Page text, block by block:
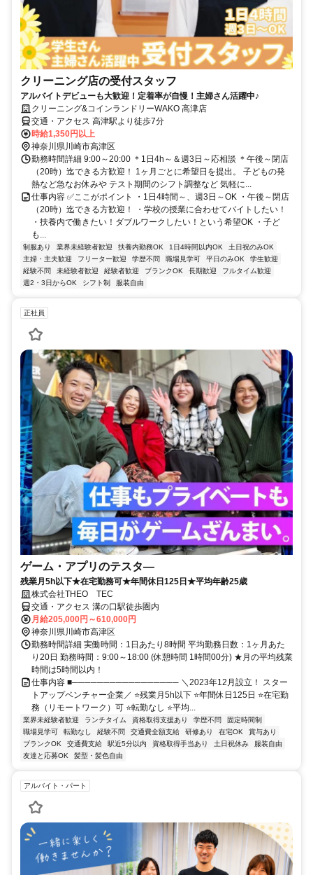
クリーニング店の受付スタッフ
アルバイトデビューも大歓迎！定着率が自慢！主婦さん活躍中♪
クリーニング&コインランドリーWAKO 高津店
交通・アクセス 高津駅より徒歩7分
時給1,350円以上
神奈川県川崎市高津区
勤務時間詳細 9:00～20:00 ＊1日4h～＆週3日～応相談 ＊午後～閉店
（20時）迄できる方歓迎！ 1ヶ月ごとに希望日を提出。 子どもの発
熱など急なお休みや テスト期間のシフト調整など 気軽に...
仕事内容 ✅ここがポイント ・1日4時間～、週3日～OK ・午後～閉店
（20時）迄できる方歓迎！ ・学校の授業に合わせてバイトしたい！
・扶養内で働きたい！ダブルワークしたい！という希望OK ・子ど
も...
制服あり 業界未経験者歓迎 扶養内勤務OK 1日4時間以内OK
土日祝のみOK
主婦・主夫歓迎
フリーター歓迎 学歴不問 職場見学可 平日のみOK
学生歓迎
経験不問
未経験者歓迎 経験者歓迎 ブランクOK 長期歓迎
フルタイム歓迎
週2・3日からOK
シフト制 服装自由
正社員
ゲーム・アプリのテスタ―
残業月5h以下★在宅勤務可★年間休日125日★平均年齢25歳
株式会社THEO TEC
交通・アクセス 溝の口駅徒歩圏内
月給205,000円～610,000円
神奈川県川崎市高津区
勤務時間詳細 実働時間：1日あたり8時間 平均勤務日数：1ヶ月あた
り20日 勤務時間：9:00～18:00 (休憩時間 1時間00分) ★月の平均残業
時間は5時間以内！
仕事内容 ■───────────────── ＼2023年12月設立！ スター
トアップベンチャー企業／ ⭐残業月5h以下 ⭐年間休日125日 ⭐在宅勤
務（リモートワーク）可 ⭐転勤なし ⭐平均...
業界未経験者歓迎 ランチタイム 資格取得支援あり 学歴不問
固定時間制
職場見学可
転勤なし 経験不問 交通費全額支給 研修あり 在宅OK
賞与あり
ブランクOK
交通費支給 駅近5分以内 資格取得手当あり 土日祝休み
服装自由
友達と応募OK
髪型・髪色自由
アルバイト・パート